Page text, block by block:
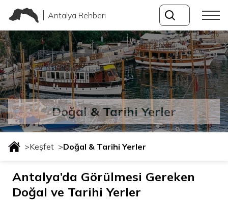
Antalya Rehberi
Doğal & Tarihi Yerler
>Keşfet >Doğal & Tarihi Yerler
Antalya’da Görülmesi Gereken
Doğal ve Tarihi Yerler